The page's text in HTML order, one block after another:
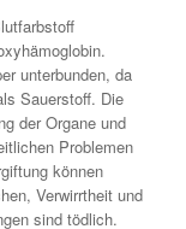
unterbunden, da
Sauerstoff. Die
der Organe und
Problemen
können
Verwirrtheit und
sind tödlich.